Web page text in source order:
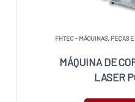
FHTEC - MÁQUINAS, PEÇAS E
MÁQUINA DE
LASER